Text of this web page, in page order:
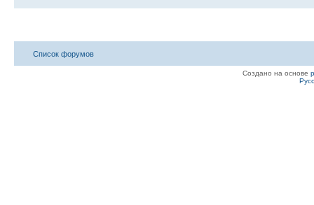
Список форумов
Создано на основе